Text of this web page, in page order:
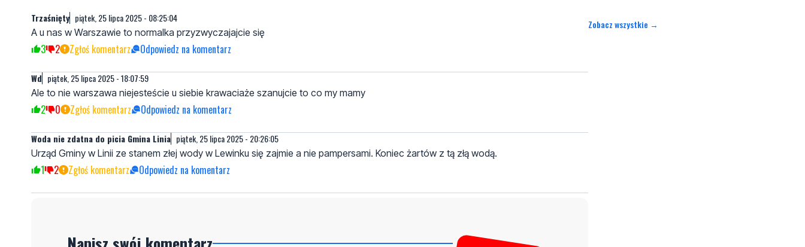
Trzaśnięty piątek, 25 lipca 2025 - 08:25:04
A u nas w Warszawie to normalka przyzwyczajajcie się
3 2 Zgłoś komentarz Odpowiedz na komentarz
Wd piątek, 25 lipca 2025 - 18:07:59
Ale to nie warszawa niejesteście u siebie krawaciaże szanujcie to co my mamy
2 0 Zgłoś komentarz Odpowiedz na komentarz
Woda nie zdatna do picia Gmina Linia piątek, 25 lipca 2025 - 20:26:05
Urząd Gminy w Linii ze stanem złej wody w Lewinku się zajmie a nie pampersami. Koniec żartów z tą złą wodą.
1 2 Zgłoś komentarz Odpowiedz na komentarz
Zobacz wszystkie →